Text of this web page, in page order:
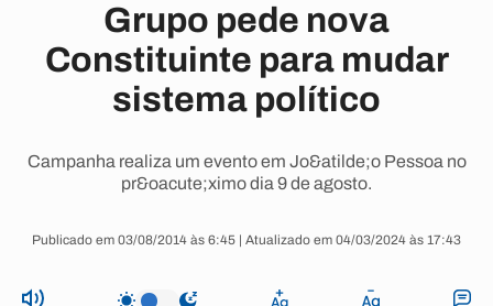
Grupo pede nova
Constituinte para mudar
sistema político
Campanha realiza um evento em Jo&atilde;o Pessoa no
pr&oacute;ximo dia 9 de agosto.
Publicado em 03/08/2014 às 6:45 | Atualizado em 04/03/2024 às 17:43